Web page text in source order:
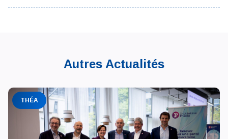
Autres Actualités
THÉA